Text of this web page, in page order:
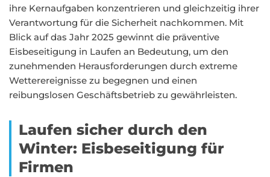
ihre Kernaufgaben konzentrieren und gleichzeitig ihrer
Verantwortung für die Sicherheit nachkommen. Mit
Blick auf das Jahr 2025 gewinnt die präventive
Eisbeseitigung in Laufen an Bedeutung, um den
zunehmenden Herausforderungen durch extreme
Wetterereignisse zu begegnen und einen
reibungslosen Geschäftsbetrieb zu gewährleisten.
Laufen sicher durch den
Winter: Eisbeseitigung für
Firmen